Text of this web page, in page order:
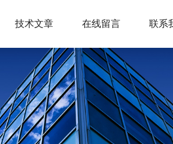
技术文章 在线留言 联系